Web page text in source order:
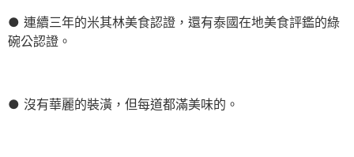
● 連續三年的米其林美食認證，還有泰國在地美食評鑑的綠
碗公認證。
● 沒有華麗的裝潢，但每道都滿美味的。